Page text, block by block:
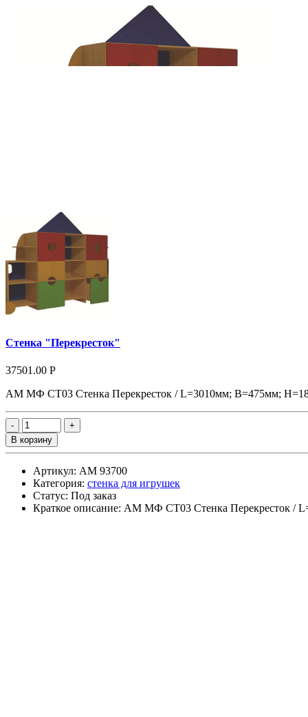
Стенка "Перекресток"
37501.00 Р
АМ МФ СТ03 Стенка Перекресток / L=3010мм; В=475мм;
В корзину
Артикул: АМ 93700
Категория: стенка для игрушек
Статус: Под заказ
Краткое описание: АМ МФ СТ03 Стенка Перекресток